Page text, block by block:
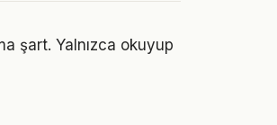
şart. Yalnızca okuyup